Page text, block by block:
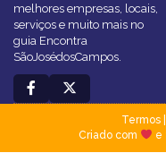
melhores empresas, locais,
serviços e muito mais no
guia Encontra
SãoJosédosCampos.
Termos|
Criado com
e